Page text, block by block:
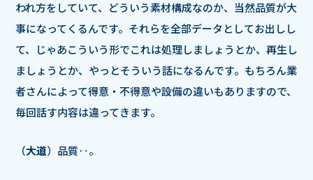
われ方をしていて、どういう素材構成なのか、当然品質が大
事になってくるんです。それらを全部データとしてお出しし
て、じゃあこういう形でこれは処理しましょうとか、再生し
ましょうとか、やっとそういう話になるんです。もちろん業
者さんによって得意・不得意や設備の違いもありますので、
毎回話す内容は違ってきます。
（大道）品質‥。